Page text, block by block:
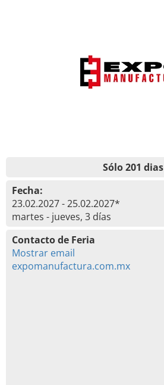
Sólo 201 dias
Fecha:
23.02.2027 - 25.02.2027*
martes - jueves, 3 días
Contacto de Feria
Mostrar email
expomanufactura.com.mx